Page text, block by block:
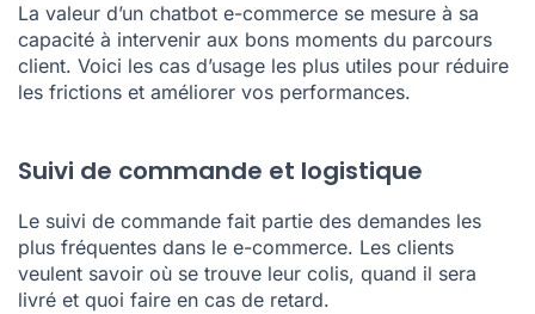
La valeur d’un chatbot e-commerce se mesure à sa
capacité à intervenir aux bons moments du parcours
client. Voici les cas d’usage les plus utiles pour réduire
les frictions et améliorer vos performances.
Suivi de commande et logistique
Le suivi de commande fait partie des demandes les
plus fréquentes dans le e-commerce. Les clients
veulent savoir où se trouve leur colis, quand il sera
livré et quoi faire en cas de retard.